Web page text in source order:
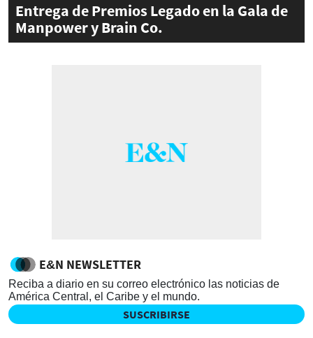
Entrega de Premios Legado en la Gala de
Manpower y Brain Co.
E&N NEWSLETTER
Reciba a diario en su correo electrónico las noticias de
América Central, el Caribe y el mundo.